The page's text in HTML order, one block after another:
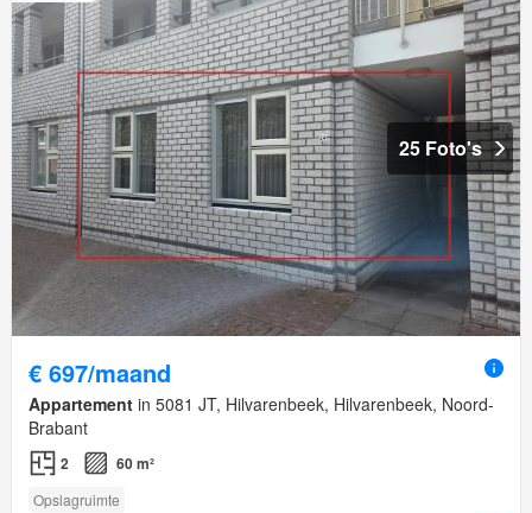
25 Foto's
€ 697/maand
Appartement in 5081 JT, Hilvarenbeek, Hilvarenbeek, Noord-
Brabant
2 60 m²
Opslagruimte